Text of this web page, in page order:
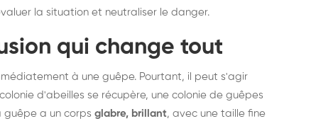
la situation et neutraliser le danger.
qui change tout
à une guêpe. Pourtant, il peut s'agir
d'abeilles se récupère, une colonie de guêpes
guêpe a un corps glabre, brillant, avec une taille fine